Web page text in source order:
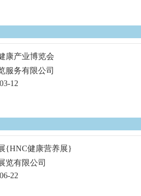
康产业博览会
服务有限公司
12
{HNC健康营养展}
览有限公司
22